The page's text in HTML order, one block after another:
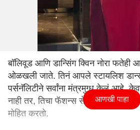
बॉलिवूड आणि डान्सिंग क्विन नोरा फतेही
ओळखली जाते. तिनं आपले स्टायलिश
पर्सनॅलिटीने सर्वांना मंत्रमुग्ध केलं आहे.
नाही तर, तिचा फॅशन्स सेन्स आणि
मोहित करतो.
आणखी पाहा